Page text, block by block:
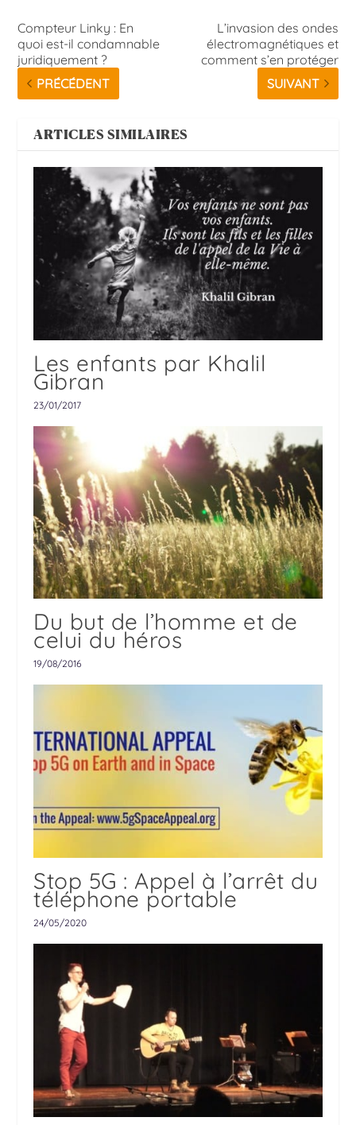
Compteur Linky : En
quoi est-il condamnable
juridiquement ?
PRÉCÉDENT
L’invasion des ondes
électromagnétiques et
comment s’en protéger
SUIVANT
ARTICLES SIMILAIRES
Les enfants par Khalil
Gibran
23/01/2017
Du but de l’homme et de
celui du héros
19/08/2016
Stop 5G : Appel à l’arrêt du
téléphone portable
24/05/2020